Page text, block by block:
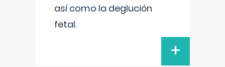
así como la deglución
fetal.
+